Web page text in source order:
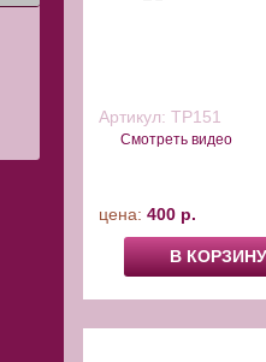
Артикул:ТР151
Смотреть видео
цена:400 р.
В КОРЗИНУ